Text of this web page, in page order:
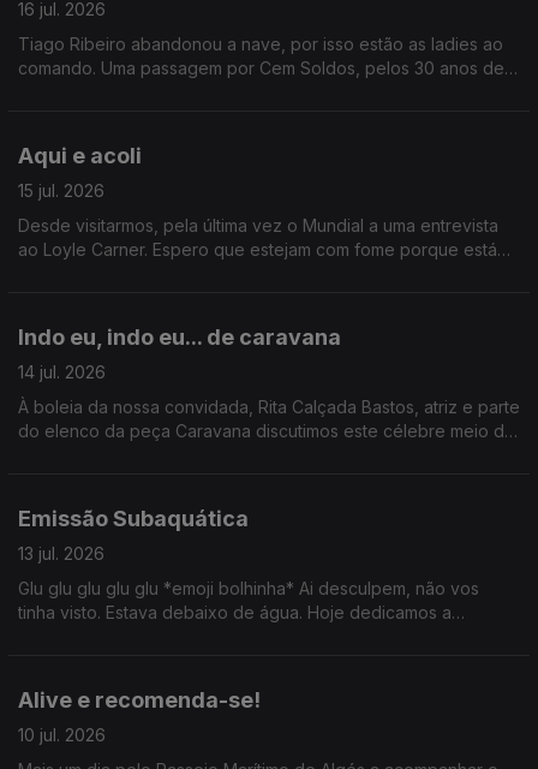
16 jul. 2026
Tiago Ribeiro abandonou a nave, por isso estão as ladies ao
comando. Uma passagem por Cem Soldos, pelos 30 anos de
Aqui e acoli
15 jul. 2026
Desde visitarmos, pela última vez o Mundial a uma entrevista
ao Loyle Carner. Espero que estejam com fome porque está
Indo eu, indo eu... de caravana
14 jul. 2026
À boleia da nossa convidada, Rita Calçada Bastos, atriz e parte
do elenco da peça Caravana discutimos este célebre meio de
Emissão Subaquática
13 jul. 2026
Glu glu glu glu glu *emoji bolhinha* Ai desculpem, não vos
tinha visto. Estava debaixo de água. Hoje dedicamos a
Alive e recomenda-se!
10 jul. 2026